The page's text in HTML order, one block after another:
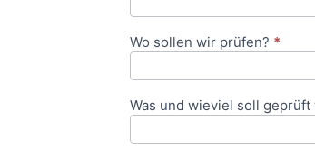
Wo sollen wir prüfen? *
Was und wieviel soll geprüft